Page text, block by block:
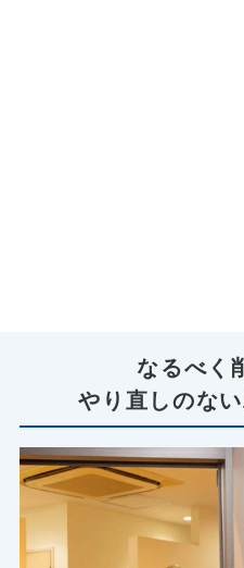
なるべく
やり直しのな